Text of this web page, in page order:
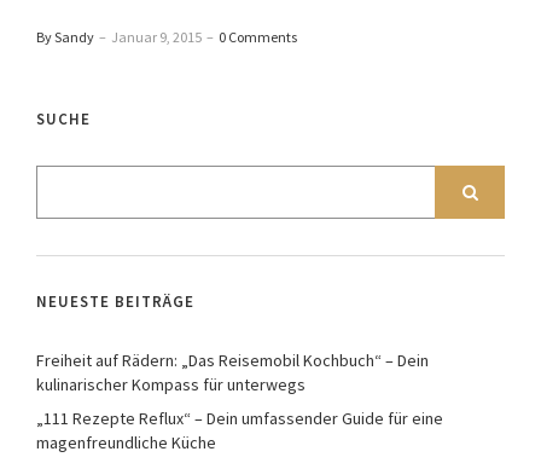
By Sandy – Januar 9, 2015 – 0 Comments
SUCHE
NEUESTE BEITRÄGE
Freiheit auf Rädern: „Das Reisemobil Kochbuch“ – Dein
kulinarischer Kompass für unterwegs
„111 Rezepte Reflux“ – Dein umfassender Guide für eine
magenfreundliche Küche